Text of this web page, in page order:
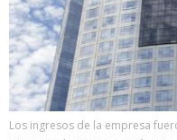
Los ingresos de la empresa